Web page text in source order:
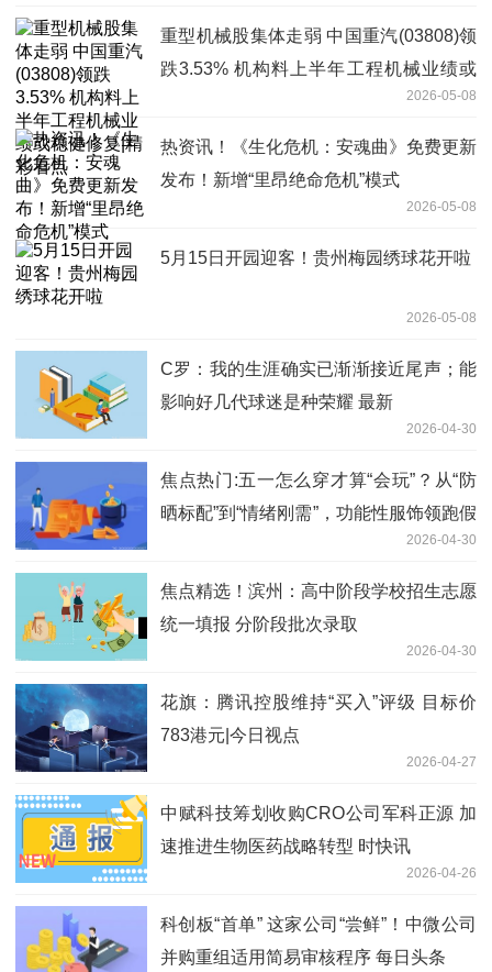
重型机械股集体走弱 中国重汽(03808)领
跌3.53% 机构料上半年工程机械业绩或
2026-05-08
热资讯！《生化危机：安魂曲》免费更新
发布！新增“里昂绝命危机”模式
2026-05-08
5月15日开园迎客！贵州梅园绣球花开啦
2026-05-08
C罗：我的生涯确实已渐渐接近尾声；能
影响好几代球迷是种荣耀 最新
2026-04-30
焦点热门:五一怎么穿才算“会玩”？从“防
晒标配”到“情绪刚需”，功能性服饰领跑假
2026-04-30
焦点精选！滨州：高中阶段学校招生志愿
统一填报 分阶段批次录取
2026-04-30
花旗：腾讯控股维持“买入”评级 目标价
783港元|今日视点
2026-04-27
中赋科技筹划收购CRO公司军科正源 加
速推进生物医药战略转型 时快讯
2026-04-26
科创板“首单” 这家公司“尝鲜”！中微公司
并购重组适用简易审核程序 每日头条